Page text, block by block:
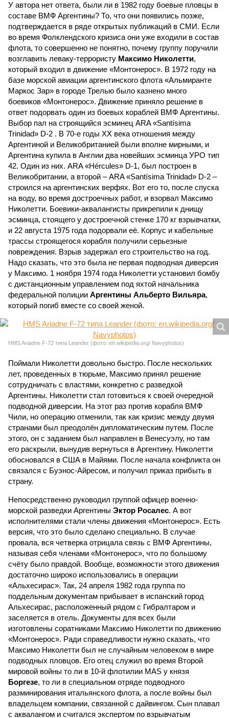
У автора нет ответа, были ли в 1982 году боевые пловцы в
составе ВМФ Аргентины? То, что они появились позже,
подтверждается в ряде открытых публикаций в СМИ. Если
во время Фолклендского кризиса они уже входили в состав
флота, то совершенно не понятно, почему группу поручили
возглавить леваку-террористу Максимо Николетти,
который входил в движение «Монтонерос». В 1972 году на
базе морской авиации аргентинского флота «Альмиранте
Маркос Зар» в городе Трелью было казнено много
боевиков «Монтонерос». Движение приняло решение в
ответ подорвать один из боевых кораблей ВМФ Аргентины.
Выбор пал на строящийся эсминец ARA «Santísima
Trinidad» D-2 . В 70-е годы ХХ века отношения между
Аргентиной и Великобританией были вполне мирными, и
Аргентина купила в Англии два новейших эсминца УРО тип
42. Один из них. ARA «Hércules» D-1, был построен в
Великобритании, а второй – ARA «Santísima Trinidad» D-2 –
строился на аргентинских верфях. Вот его то, после спуска
на воду, во время достроечных работ, и взорвал Максимо
Николетти. Боевики-аквалангисты прикрепили к днищу
эсминца, стоящего у достроечной стенке 170 кг взрывчатки,
и 22 августа 1975 года подорвали её. Корпус и кабельные
трассы строящегося корабля получили серьезные
повреждения. Взрыв задержал его строительство на год.
Надо сказать, что это была не первая подводная диверсия
у Максимо. 1 ноября 1974 года Николетти установил бомбу
с дистанционным управлением под яхтой начальника
федеральной полиции Аргентины Альберто Вильяра,
который погиб вместе со своей женой.
HMS Ariadne F-72 типа Leander (фото: en.wikipedia.org/ Navyphotos)
Поймали Николетти довольно быстро. После нескольких
лет, проведенных в тюрьме, Максимо принял решение
сотрудничать с властями, конкретно с разведкой
Аргентины. Николетти стал готовиться к своей очередной
подводной диверсии. На этот раз против корабля ВМФ
Чили, но операцию отменили, так как кризис между двумя
странами был преодолён дипломатическим путем. После
этого, он с заданием был направлен в Венесуэлу, но там
его раскрыли, вынудив вернуться в Аргентину. Николетти
обосновался в США в Майями. После начала конфликта он
связался с Буэнос-Айресом, и получил приказ прибыть в
страну.
Непосредственно руководил группой офицер военно-
морской разведки Аргентины Эктор Росалес. А вот
исполнителями стали члены движения «Монтонерос». Есть
версия, что это было сделано специально. В случае
провала, вся четверка отрицала связь с ВМФ Аргентины,
называя себя членами «Монтонерос», что по большому
счёту было правдой. Вообще, возможности этого движения
достаточно широко использовались в операции
«Альхесирас». Так, 24 апреля 1982 года группа по
поддельным документам прибывает в испанский город
Альхесирас, расположенный рядом с Гибралтаром и
заселяется в отель. Документы для всех были
изготовлены соратниками Максимо Николетти по движению
«Монтонерос». Ради справедливости нужно сказать, что
Максимо Николетти был не случайным человеком в мире
подводных пловцов. Его отец служил во время Второй
мировой войны то ли в 10-й флотилии MAS у князя
Боргезе, то ли в специальном отряде подводного
разминирования итальянского флота, а после войны был
владельцем компании, связанной с дайвингом. Сын плавал
с аквалангом и считался экспертом по взрывчатым